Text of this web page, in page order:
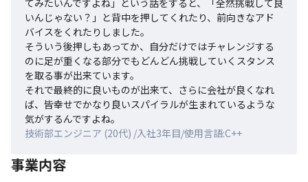
いんじゃない？」と背中を押してくれたり、前向きなアド
バイスをくれたりしました。
そういう後押しもあってか、自分だけではチャレンジする
のに足が重くなる部分でもどんどん挑戦していくスタンス
を取る事が出来ています。
それで最終的に良いものが出来て、さらに会社が良くなれ
ば、皆幸せでかなり良いスパイラルが生まれているような
気がするんですよね。
技術部エンジニア (20代) /入社3年目/使用言語:C++
事業内容